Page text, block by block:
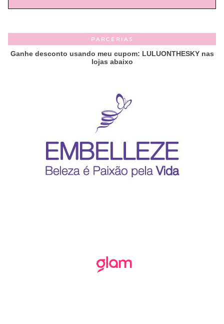
PARCERIAS
Ganhe desconto usando meu cupom: LULUONTHESKY nas
lojas abaixo